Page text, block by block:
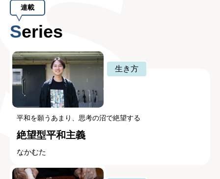
連載
Series
生き方
平和を願うあまり、思考の沼で絶望する
絶望型平和主義
なかむた